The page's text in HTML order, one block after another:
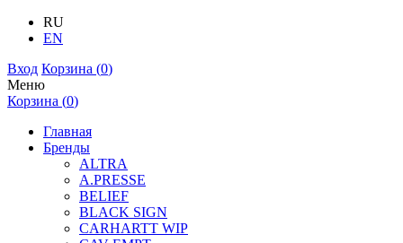
RU
EN
Вход Корзина (0)
Меню
Корзина (0)
Главная
Бренды
ALTRA
A.PRESSE
BELIEF
BLACK SIGN
CARHARTT WIP